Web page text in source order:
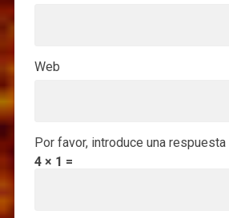
Web
Por favor, introduce una
4 × 1 =